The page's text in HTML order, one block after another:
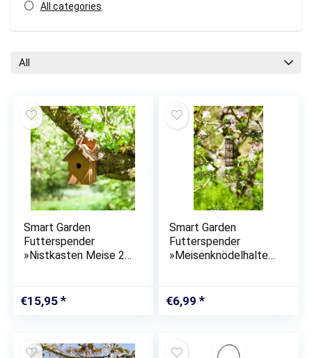
All categories
All
Smart Garden
Futterspender
»Nistkasten Meise 28
Meisen«
€15,95
Smart Garden
Futterspender
»Meisenknödelhalter
€6,99